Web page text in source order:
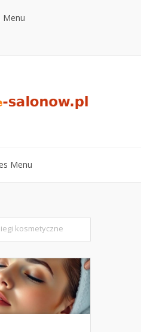
Menu
Menu
kosmetyczne